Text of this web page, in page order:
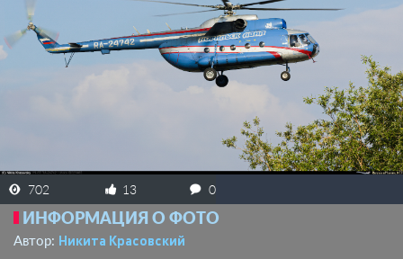
ЗАРЕГИСТРИРОВАТЬСЯ
702 13 0
ИНФОРМАЦИЯ О ФОТО
Автор: Никита Красовский